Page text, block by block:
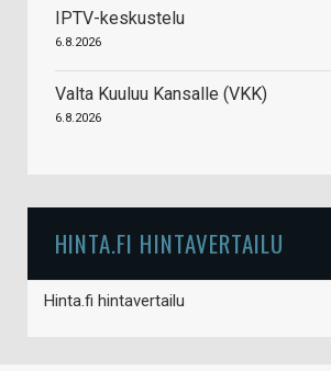
IPTV-keskustelu
6.8.2026
Valta Kuuluu Kansalle (VKK)
6.8.2026
HINTA.FI HINTAVERTAILU
Hinta.fi hintavertailu